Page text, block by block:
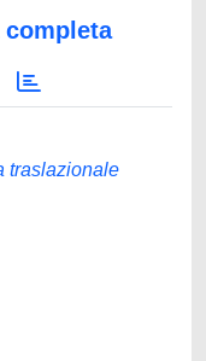
completa
traslazionale